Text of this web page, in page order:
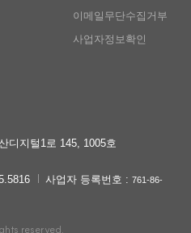
이메일무단수집거부
사업자정보확인
디지털1로 145, 1005호
사업자 등록번호 : 761-86-
reserved.